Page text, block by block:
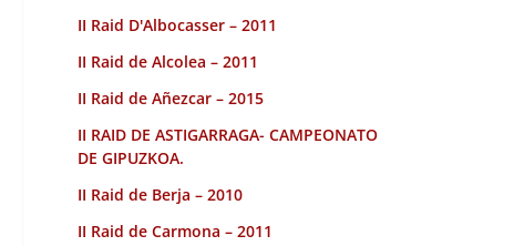
II Raid D'Albocasser – 2011
II Raid de Alcolea – 2011
II Raid de Añezcar – 2015
II RAID DE ASTIGARRAGA- CAMPEONATO
DE GIPUZKOA.
II Raid de Berja – 2010
II Raid de Carmona – 2011